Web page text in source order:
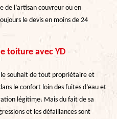
de l’artisan couvreur ou en
le devis en moins de 24
toiture avec YD
souhait de tout propriétaire et
le confort loin des fuites d’eau et
légitime. Mais du fait de sa
et les défaillances sont